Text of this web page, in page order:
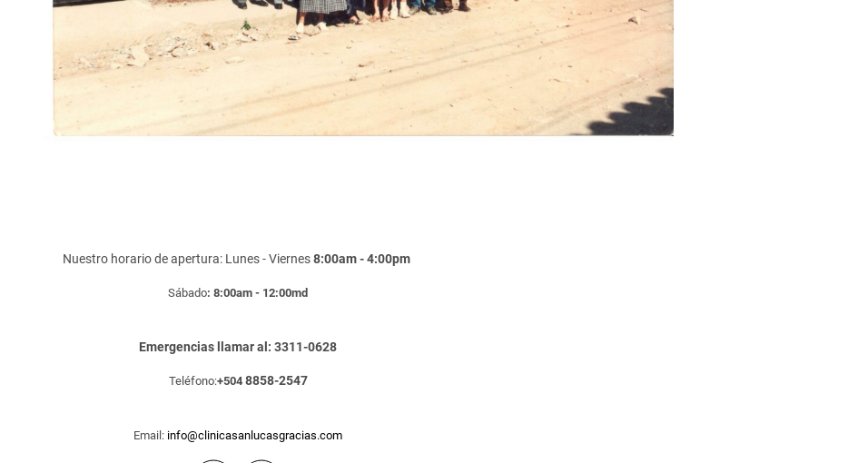
Nuestro horario de apertura: Lunes - Viernes8:00am - 4:00pm
Sábado: 8:00am - 12:00md
Emergencias llamar al: 3311-0628
Teléfono:+5048858-2547
Email: info@clinicasanlucasgracias.com